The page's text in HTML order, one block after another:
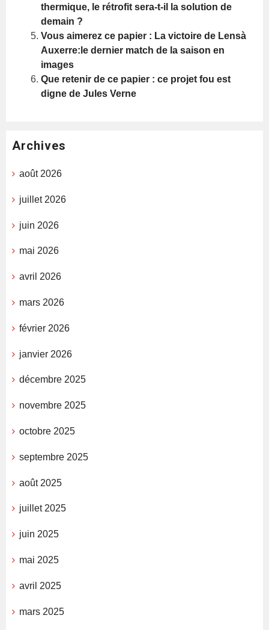
thermique, le rétrofit sera-t-il la solution de
demain ?
Vous aimerez ce papier : La victoire de Lensà
Auxerre:le dernier match de la saison en
images
Que retenir de ce papier : ce projet fou est
digne de Jules Verne
Archives
août 2026
juillet 2026
juin 2026
mai 2026
avril 2026
mars 2026
février 2026
janvier 2026
décembre 2025
novembre 2025
octobre 2025
septembre 2025
août 2025
juillet 2025
juin 2025
mai 2025
avril 2025
mars 2025